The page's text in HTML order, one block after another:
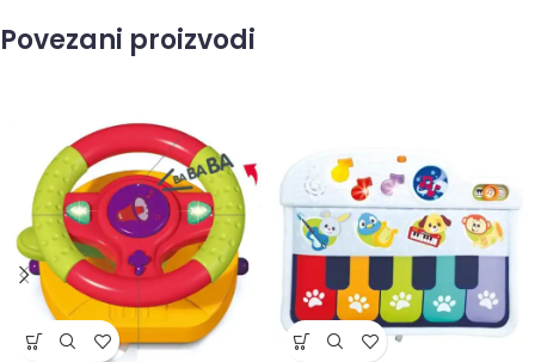
Povezani proizvodi